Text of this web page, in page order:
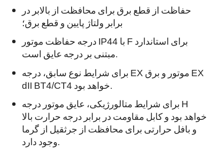
حفاظت از قطع برق برای محافظت از بالابر در
برابر ولتاژ پایین و قطع برق؛
درجه حفاظت موتور IP44 با F برای استاندارد
مبتنی بر درجه عایق است.
برای شرایط نوع سابق، درجه EX موتور و برق EX
برای شرایط متالورژیکی، عایق موتور درجه H
خواهد بود و کابل مقاومت در برابر درجه حرارت بالا
و بافل حرارتی برای محافظت از جرثقیل از گرما
وجود دارد.